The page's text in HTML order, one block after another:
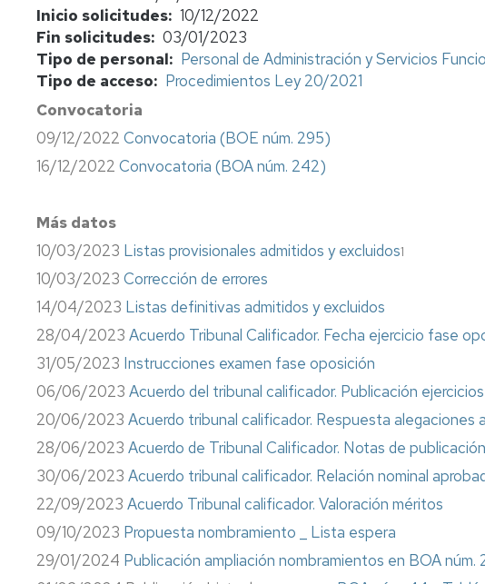
del
profesorado
Retribuciones
cuerpos
Impresos
Calidad
Relación
Calidad
Inicio solicitudes 10/12/2022
Fin solicitudes 03/01/2023
Tipo de personal
Personal de Administración y Servicios
Tipo de acceso
Procedimientos Ley 20/2021
Convocatoria
09/12/2022 Convocatoria (BOE núm. 295)
16/12/2022 Convocatoria (BOA núm. 242)
Más datos
10/03/2023 Listas provisionales admitidos y excluidos1
10/03/2023 Corrección de errores
14/04/2023 Listas definitivas admitidos y excluidos
28/04/2023 Acuerdo Tribunal Calificador. Fecha ejercicio fase
31/05/2023 Instrucciones examen fase oposición
06/06/2023 Acuerdo del tribunal calificador. Publicación
20/06/2023 Acuerdo tribunal calificador. Respuesta alegaciones
28/06/2023 Acuerdo de Tribunal Calificador. Notas de
30/06/2023 Acuerdo tribunal calificador. Relación nominal
22/09/2023 Acuerdo Tribunal calificador. Valoración méritos
09/10/2023 Propuesta nombramiento _ Lista espera
29/01/2024 Publicación ampliación nombramientos en BOA núm.